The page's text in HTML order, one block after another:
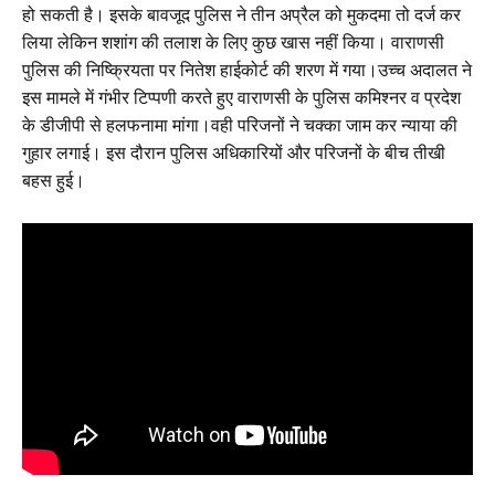
हो सकती है। इसके बावजूद पुलिस ने तीन अप्रैल को मुकदमा तो दर्ज कर
लिया लेकिन शशांग की तलाश के लिए कुछ खास नहीं किया। वाराणसी
पुलिस की निष्क्रियता पर नितेश हाईकोर्ट की शरण में गया।उच्च अदालत ने
इस मामले में गंभीर टिप्पणी करते हुए वाराणसी के पुलिस कमिश्नर व प्रदेश
के डीजीपी से हलफनामा मांगा।वही परिजनों ने चक्का जाम कर न्याया की
गुहार लगाई। इस दौरान पुलिस अधिकारियों और परिजनों के बीच तीखी
बहस हुई।